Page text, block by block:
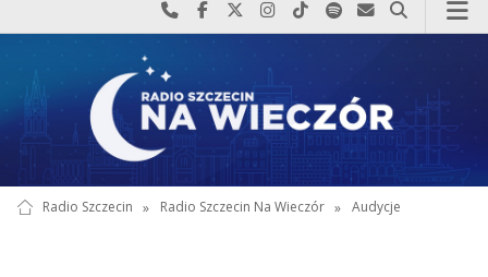
Najlepiej po prostu do nas zadzwoń
Odwiedź nas na Facebook-u
Odwiedź nas na X
Odwiedź nas na Instagram-ie
Odwiedź nas na TikTok-u
Szukaj nas na Spotify
Wyślij do nas
Szukaj
Radio Szczecin » Radio Szczecin Na Wieczór » Audycje